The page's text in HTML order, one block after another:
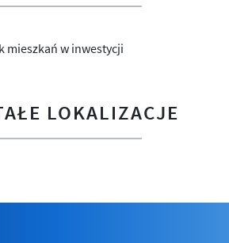
mieszkań w inwestycji
LOKALIZACJE